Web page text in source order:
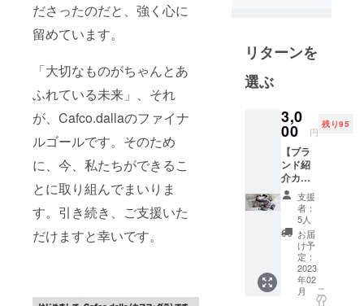
ださったのだと、強く心に
留めています。
「大切なものがちゃんとあ
ふれている未来」、それ
が、Cafco.dallaのファイナ
ルゴールです。そのため
に、今、私たちができるこ
とに取り組んでまいりま
す。引き続き、ご支援いた
だけますと幸いです。
までの各工
程が見えて
いることが
コンセプト
は「生きた
物語のある
もの」。お
蚕さんの
命、養蚕家
情、絹の特
性、職人さ
んの情熱、
技術、産業
リターンを
選ぶ
3,0
00 円
残り95
【ブラ
ンド紹
介カー
ド５枚
セッ
ト】
「生き
た物
語」を
テーマ
に、養
蚕から
支援
者：
5人
お届
け予
定：
2023
年02
月
こ
の